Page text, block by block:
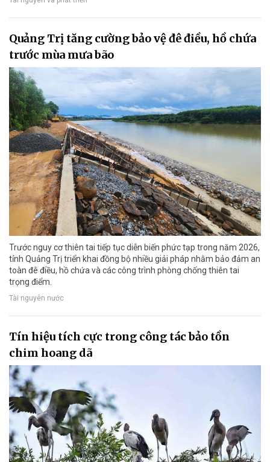
Quảng Trị tăng cường bảo vệ đê điều, hồ chứa
trước mùa mưa bão
Trước nguy cơ thiên tai tiếp tục diễn biến phức tạp trong năm 2026,
tỉnh Quảng Trị triển khai đồng bộ nhiều giải pháp nhằm bảo đảm an
toàn đê điều, hồ chứa và các công trình phòng chống thiên tai
trọng điểm.
Tài nguyên nước
Tín hiệu tích cực trong công tác bảo tồn
chim hoang dã